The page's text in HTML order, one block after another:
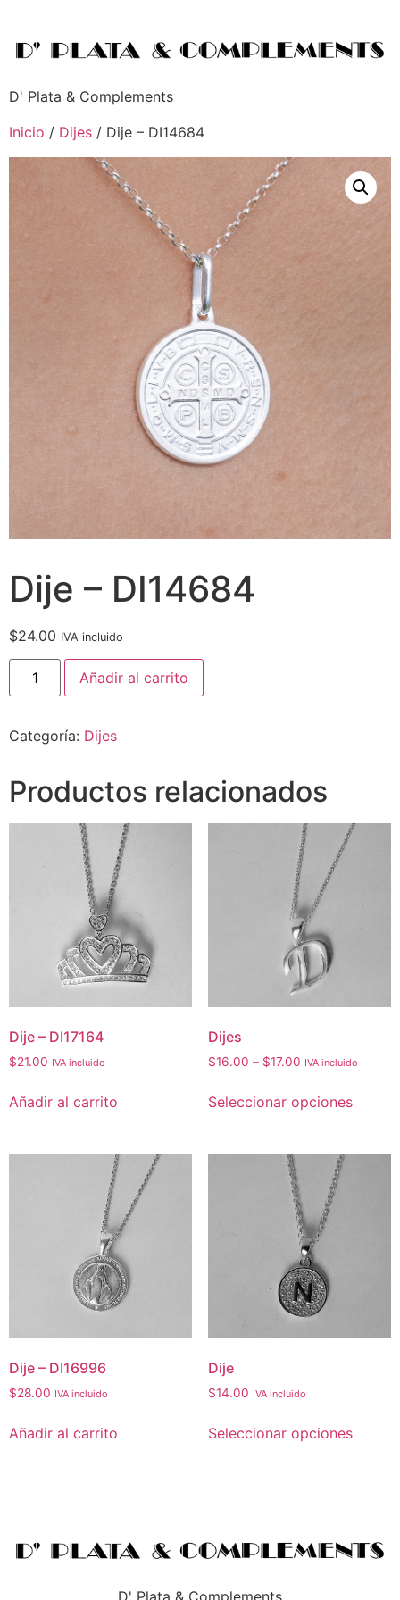
D' Plata & Complements
Inicio / Dijes / Dije – DI14684
Dije – DI14684
$24.00 IVA incluido
Añadir al carrito
Categoría: Dijes
Productos relacionados
Dije – DI17164
$21.00 IVA incluido
Añadir al carrito
Dijes
$16.00 – $17.00 IVA incluido
Seleccionar opciones
Dije – DI16996
$28.00 IVA incluido
Añadir al carrito
Dije
$14.00 IVA incluido
Seleccionar opciones